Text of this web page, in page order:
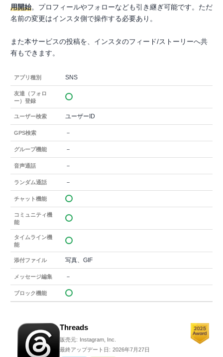
用開始。プロフィールやフォローなども引き継ぎ可能です。ただ
名前の変更はインスタ側で操作する必要あり。
また本サービスの投稿を、インスタのフィード/ストーリーへ共
有もできます。
アプリ種別 SNS
友達（フォロ
ー）登録
ユーザー検索 ユーザーID
GPS検索 －
グループ機能 －
音声通話 －
ランダム通話 －
チャット機能
コミュニティ機
能
タイムライン機
能
添付ファイル 写真、GIF
メッセージ編集 －
ブロック機能
Threads
販売元:
Instagram, Inc.
最終アップデート日: 2026年7月27日